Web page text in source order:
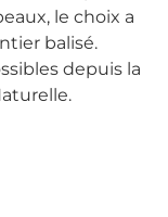
le choix a
balisé.
depuis la